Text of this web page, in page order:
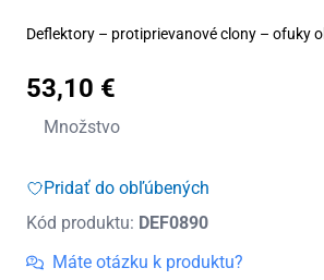
Deflektory – protiprievanové clony – ofuky
53,10 €
Množstvo
množstvo
Heko
E
W210
Pridať do obľúbených
Kód produktu: DEF0890
Máte otázku k produktu?